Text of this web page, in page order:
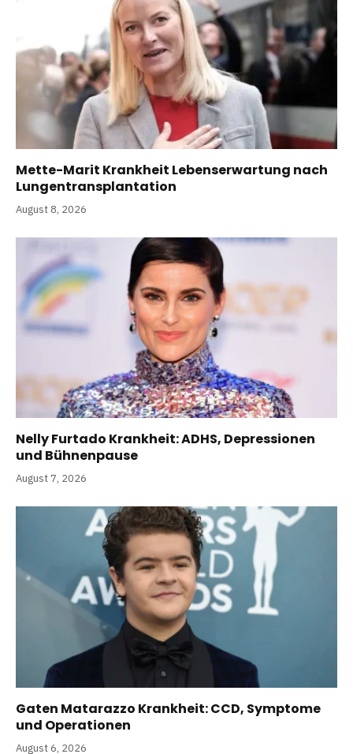
Mette-Marit Krankheit Lebenserwartung nach
Lungentransplantation
August 8, 2026
Nelly Furtado Krankheit: ADHS, Depressionen
und Bühnenpause
August 7, 2026
Gaten Matarazzo Krankheit: CCD, Symptome
und Operationen
August 6, 2026